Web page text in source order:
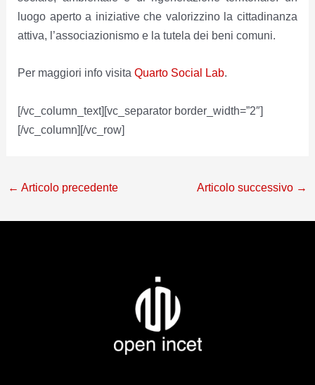
luogo aperto a iniziative che valorizzino la cittadinanza
attiva, l’associazionismo e la tutela dei beni comuni.
Per maggiori info visitaQuarto Social Lab.
[/vc_column_text][vc_separator border_width=”2″]
[/vc_column][/vc_row]
← Articolo precedente Articolo successivo →